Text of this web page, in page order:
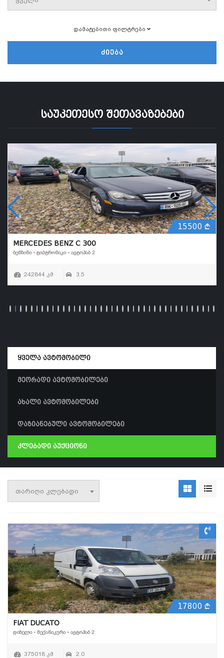
დამატებითი ფილტრები
ᲫᲘᲔᲑᲐ
საუკეთესო შეთავაზებები
15500
MERCEDES BENZ C 300
ᲑᲔᲜᲖᲘᲜᲘ • ᲢᲘᲞᲢᲠᲝᲜᲘᲙᲘ • ᲐᲕᲢᲝᲰᲐᲑ 2
242844 კმ 3.5
ყველა ავტომობილი
მეორადი ავტომობილები
ახალი ავტომობილები
დაზიანებული ავტომობილები
კლებადი აუქციონი
თარიღი კლებადი
17800
FIAT DUCATO
ᲓᲘᲖᲔᲚᲘ • ᲛᲔᲥᲐᲜᲘᲙᲣᲠᲘ • ᲐᲕᲢᲝᲰᲐᲑ 2
375018 კმ 2.0